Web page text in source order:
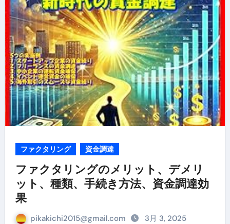
ファクタリング 資金調達
ファクタリングのメリット、デメリ
ット、種類、手続き方法、資金調達効
果
pikakichi2015@gmail.com 3月 3, 2025